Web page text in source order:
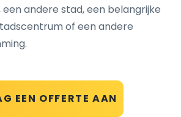
EEN OFFERTE AAN
andere stad, een belangrijke
of een andere